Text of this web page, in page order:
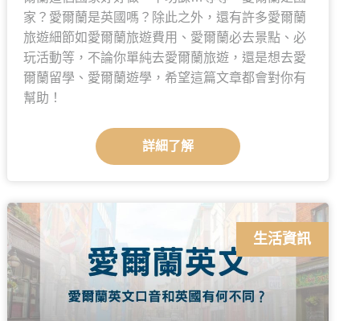
家？愛爾蘭是英國嗎？除此之外，還有許多愛爾蘭
旅遊細節如愛爾蘭旅遊費用、愛爾蘭必去景點、必
玩活動等，不論你單純去愛爾蘭旅遊，還是想去愛
爾蘭留學、愛爾蘭遊學，希望這篇文章都會對你有
幫助！
詳細了解
生活資訊